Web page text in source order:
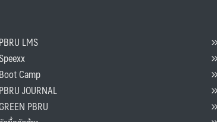
LMS
Camp
JOURNAL
PBRU